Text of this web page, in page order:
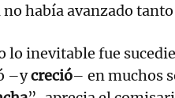
no había avanzado
lo inevitable fue
–ycreció– en muchos